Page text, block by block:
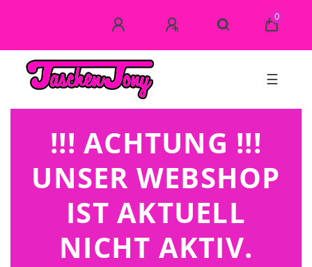
0
☰
!!! ACHTUNG !!!
UNSER WEBSHOP
IST AKTUELL
NICHT AKTIV.